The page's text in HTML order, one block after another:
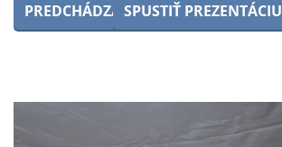
PREDCHÁDZAJÚCISPUSTIŤ PREZENTÁCIU